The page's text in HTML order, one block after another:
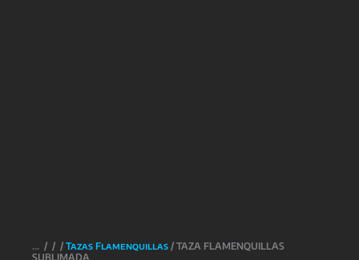
/ / / Tazas Flamenquillas / TAZA FLAMENQUILLAS
SUBLIMADA